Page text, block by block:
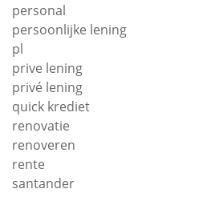
personal
persoonlijke lening
pl
prive lening
privé lening
quick krediet
renovatie
renoveren
rente
santander